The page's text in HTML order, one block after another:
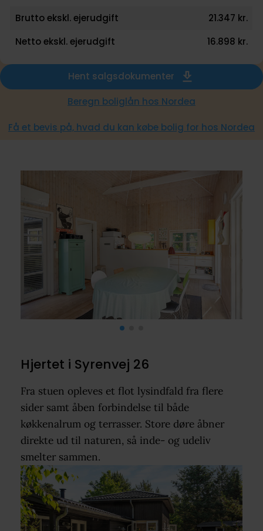
Brutto ekskl. ejerudgift
21.347 kr.
Netto ekskl. ejerudgift
16.898 kr.
Hent salgsdokumenter
Beregn boliglån hos Nordea
Få et bevis på, hvad du kan købe bolig for hos Nordea
Hjertet i Syrenvej 26
Fra stuen opleves et flot lysindfald fra flere
sider samt åben forbindelse til både
køkkenalrum og terrasser. Store døre åbner
direkte ud til naturen, så inde- og udeliv
smelter sammen.